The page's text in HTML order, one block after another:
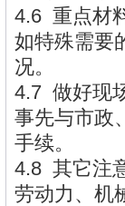
4.6 重点材
如特殊需要
况。
4.7 做好现
事先与市政
手续。
4.8 其它注
劳动力、机